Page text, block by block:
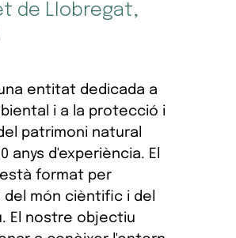
de Llobregat,
una entitat dedicada a
i a la protecció i
patrimoni natural
anys d'experiència. El
format per
món cièntific i del
El nostre objectiu